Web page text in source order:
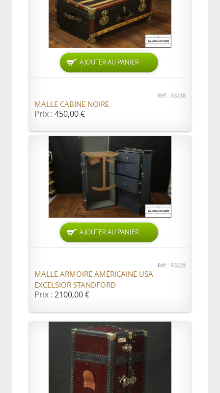
AJOUTER AU PANIER
Réf.: R3218
MALLE CABINE NOIRE
Prix : 450,00 €
AJOUTER AU PANIER
Réf.: R3229
MALLE ARMOIRE AMÉRICAINE USA
EXCELSIOR STANDFORD
Prix : 2100,00 €